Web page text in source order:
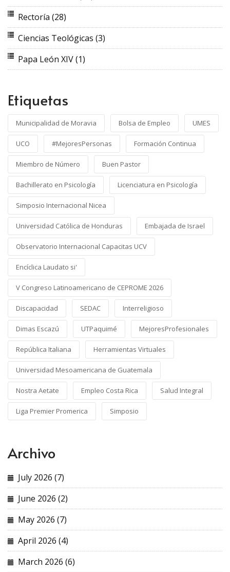
Rectoría (28)
Ciencias Teológicas (3)
Papa León XIV(1)
Etiquetas
Municipalidad de Moravia Bolsa de Empleo UMES
UCO #MejoresPersonas Formación Continua
Miembro de Número Buen Pastor
Bachillerato en Psicología Licenciatura en Psicología
Simposio Internacional Nicea
Universidad Católica de Honduras Embajada de Israel
Observatorio Internacional Capacitas UCV
Encíclica Laudato si'
V Congreso Latinoamericano de CEPROME 2026
Discapacidad SEDAC Interreligioso
Dimas Escazú UTPaquimé MejoresProfesionales
República Italiana Herramientas Virtuales
Universidad Mesoamericana de Guatemala
Nostra Aetate Empleo Costa Rica Salud Integral
Liga Premier Promerica Simposio
Archivo
July 2026 (7)
June 2026 (2)
May 2026 (7)
April 2026 (4)
March 2026 (6)